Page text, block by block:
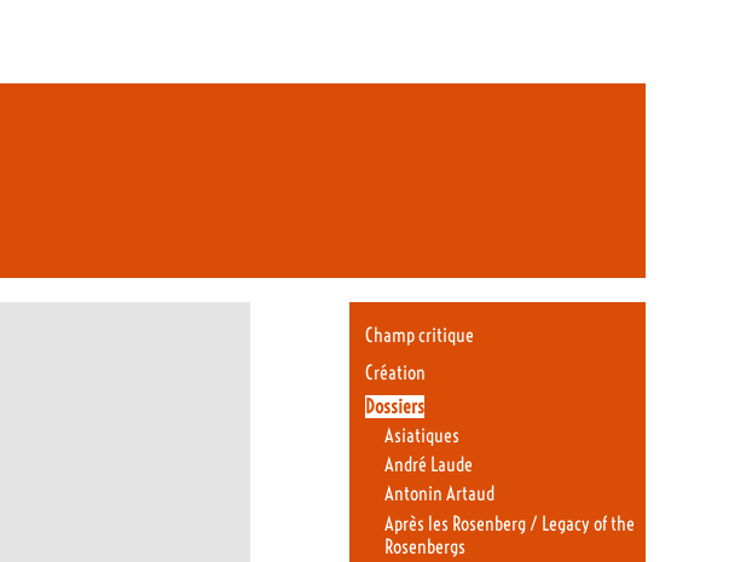
Champ critique
Création
Dossiers
Asiatiques
André Laude
Antonin Artaud
Après les Rosenberg / Legacy of the
Rosenbergs